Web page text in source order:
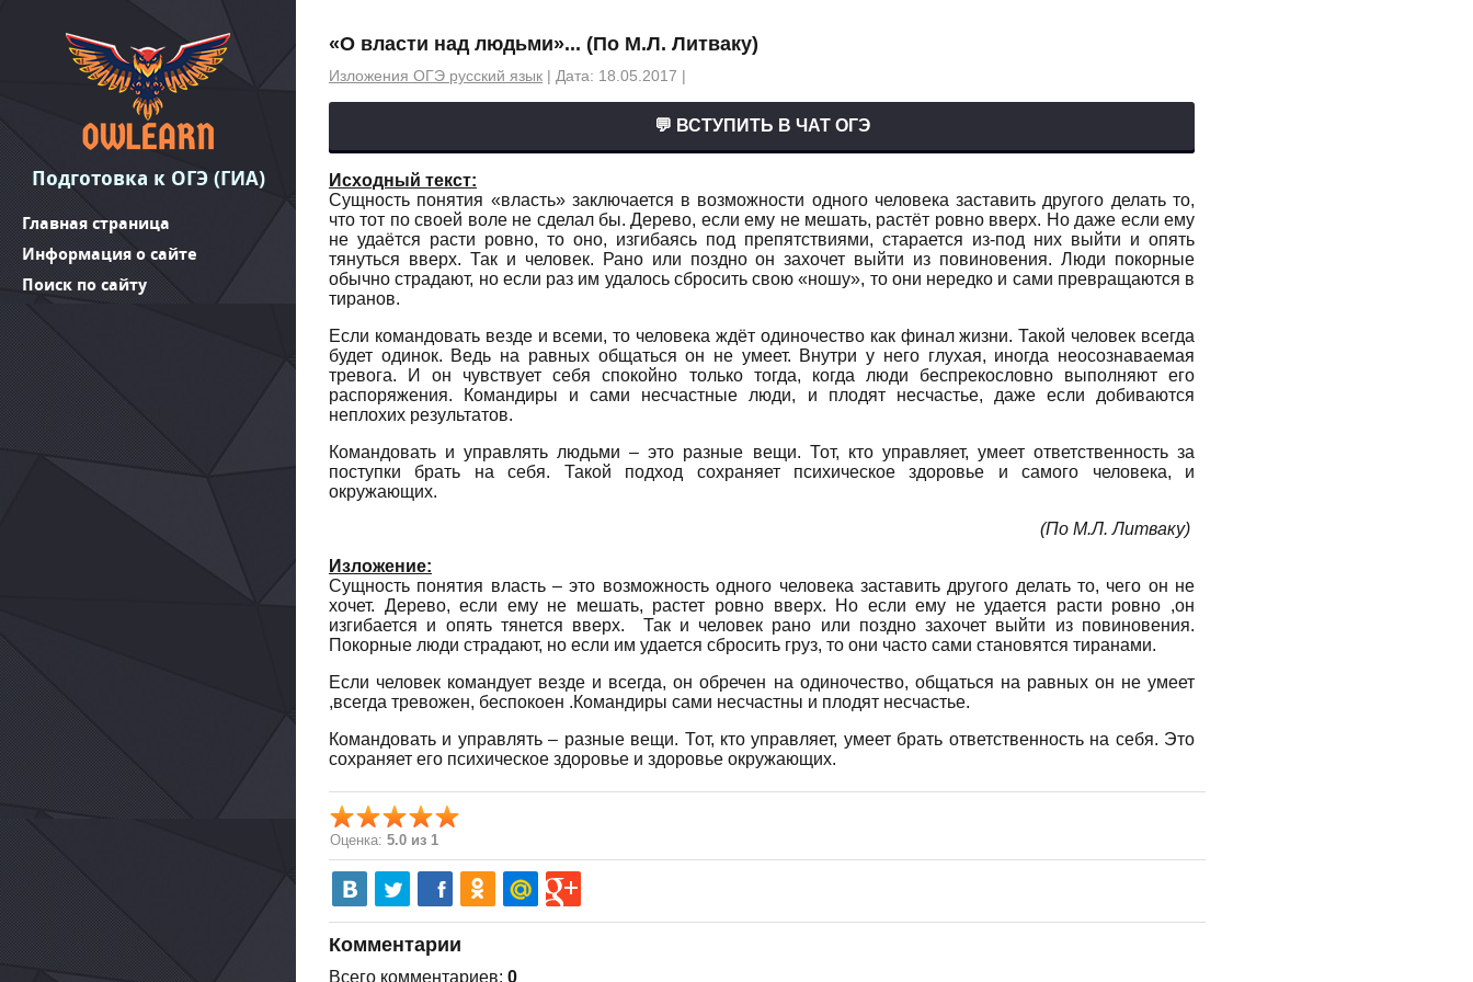
Подготовка к ОГЭ (ГИА)
Главная страница
Информация о сайте
Поиск по сайту
«О власти над людьми»... (По М.Л. Литваку)
Изложения ОГЭ русский язык | Дата: 18.05.2017 |
💬 ВСТУПИТЬ В ЧАТ ОГЭ
Исходный текст:
Сущность понятия «власть» заключается в возможности одного человека заставить другого делать то,
что тот по своей воле не сделал бы. Дерево, если ему не мешать, растёт ровно вверх. Но даже если ему
не удаётся расти ровно, то оно, изгибаясь под препятствиями, старается из-под них выйти и опять
тянуться вверх. Так и человек. Рано или поздно он захочет выйти из повиновения. Люди покорные
обычно страдают, но если раз им удалось сбросить свою «ношу», то они нередко и сами превращаются в
тиранов.
Если командовать везде и всеми, то человека ждёт одиночество как финал жизни. Такой человек всегда
будет одинок. Ведь на равных общаться он не умеет. Внутри у него глухая, иногда неосознаваемая
тревога. И он чувствует себя спокойно только тогда, когда люди беспрекословно выполняют его
распоряжения. Командиры и сами несчастные люди, и плодят несчастье, даже если добиваются
неплохих результатов.
Командовать и управлять людьми – это разные вещи. Тот, кто управляет, умеет ответственность за
поступки брать на себя. Такой подход сохраняет психическое здоровье и самого человека, и
окружающих.
(По М.Л. Литваку)
Изложение:
Сущность понятия власть – это возможность одного человека заставить другого делать то, чего он не
хочет. Дерево, если ему не мешать, растет ровно вверх. Но если ему не удается расти ровно ,он
изгибается и опять тянется вверх. Так и человек рано или поздно захочет выйти из повиновения.
Покорные люди страдают, но если им удается сбросить груз, то они часто сами становятся тиранами.
Если человек командует везде и всегда, он обречен на одиночество, общаться на равных он не умеет
,всегда тревожен, беспокоен .Командиры сами несчастны и плодят несчастье.
Командовать и управлять – разные вещи. Тот, кто управляет, умеет брать ответственность на себя. Это
сохраняет его психическое здоровье и здоровье окружающих.
Оценка: 5.0 из 1
Комментарии
Всего комментариев: 0